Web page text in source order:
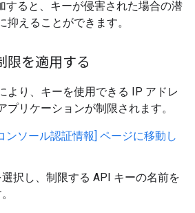
すると、キーが侵害された場合の潜
えることができます。
限を適用する
より、キーを使用できる IP アドレ
プリケーションが制限されます。
ンソール認証情報] ページに移動し
択し、制限する API キーの名前を